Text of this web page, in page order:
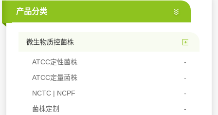
产品分类
微生物质控菌株
ATCC定性菌株
ATCC定量菌株
NCTC | NCPF
菌株定制